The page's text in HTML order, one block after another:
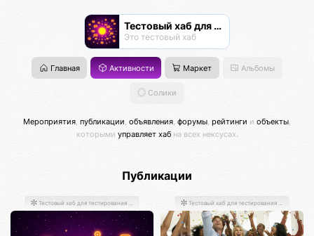
Тестовый хаб для тестирования хабов
Это тестовый хаб
Главная Активности Маркет Альбомы
Солики
Мероприятия публикации объявления форумы рейтинги и объекты
которыми управляет хабна всех нексусах.
Публикации
Тестовый хаб для тестирования хабов Тестовый хаб для тестирования хабов